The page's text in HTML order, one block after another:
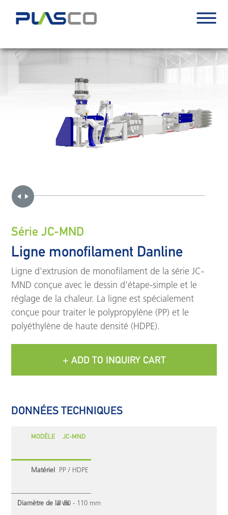
Série JC-MND
Ligne monofilament Danline
Ligne d'extrusion de monofilament de la série JC-
MND conçue avec le dessin d'étape-simple et le
réglage de la chaleur. La ligne est spécialement
conçue pour traiter le polypropylène (PP) et le
polyéthylène de haute densité (HDPE).
+ ADD TO INQUIRY CART
DONNÉES TECHNIQUES
MODÈLE
Matériel
Diamètre de la vis
JC-MND
PP / HDPE
Ø 80 - 110 mm